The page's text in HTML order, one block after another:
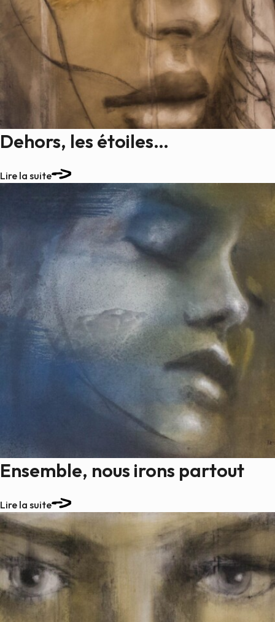
Dehors, les étoiles…
Lire la suite
Ensemble, nous irons partout
Lire la suite